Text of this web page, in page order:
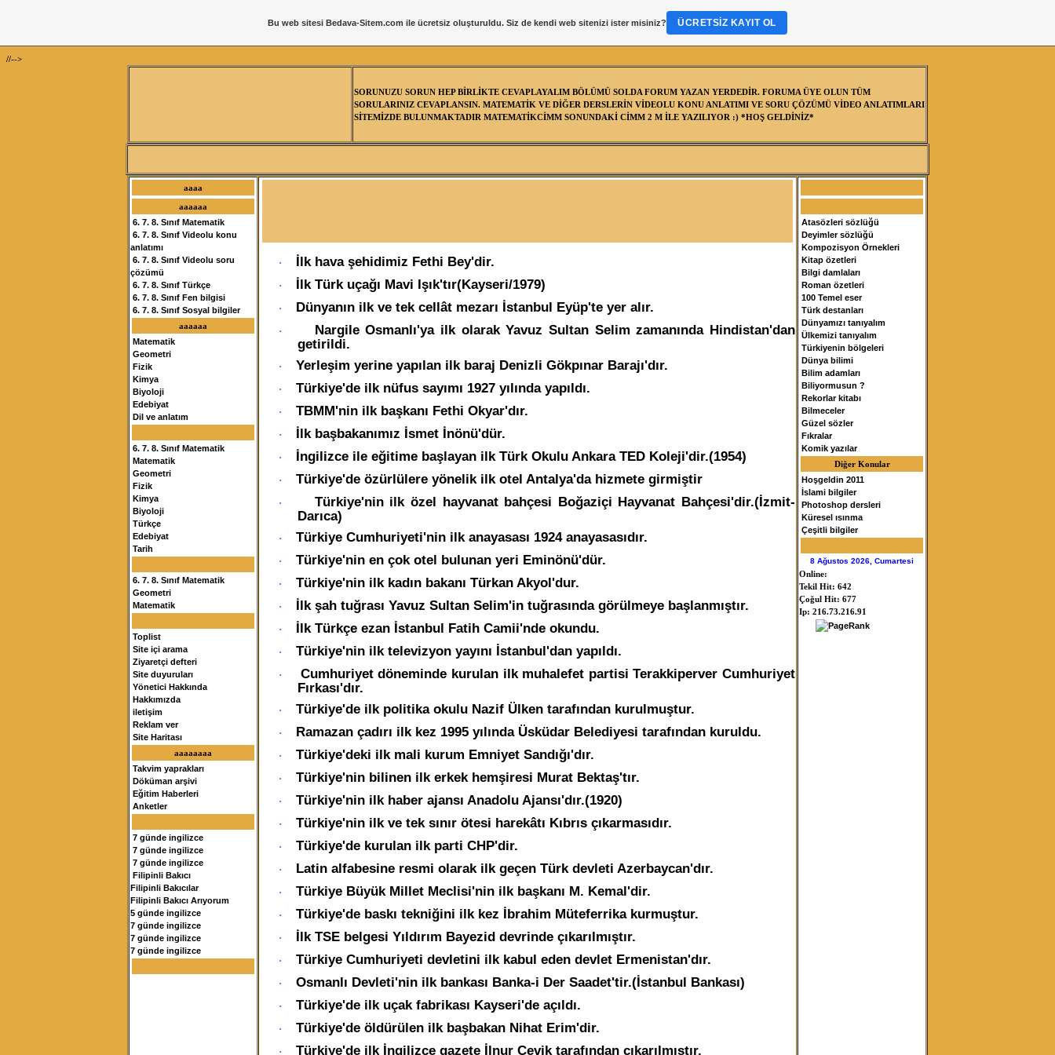
//-->
SORUNUZU SORUN HEP BİRLİKTE CEVAPLAYALIM BÖLÜMÜ SOLDA FORUM YAZAN YERDEDİR. FORUMA ÜYE OLUN TÜM
SORULARINIZ CEVAPLANSIN. MATEMATİK VE DİĞER DERSLERİN VİDEOLU KONU ANLATIMI VE SORU ÇÖZÜMÜ VİDEO ANLATIMLARI
SİTEMİZDE BULUNMAKTADIR MATEMATİKCİMM SONUNDAKİ CİMM 2 M İLE YAZILIYOR :) *HOŞ GELDİNİZ*
aaaa
aaaaaa
6. 7. 8. Sınıf Matematik
6. 7. 8. Sınıf Videolu konu
anlatımı
6. 7. 8. Sınıf Videolu soru
çözümü
6. 7. 8. Sınıf Türkçe
6. 7. 8. Sınıf Fen bilgisi
6. 7. 8. Sınıf Sosyal bilgiler
aaaaaa
Matematik
Geometri
Fizik
Kimya
Biyoloji
Edebiyat
Dil ve anlatım
6. 7. 8. Sınıf Matematik
Matematik
Geometri
Fizik
Kimya
Biyoloji
Türkçe
Edebiyat
Tarih
6. 7. 8. Sınıf Matematik
Geometri
Matematik
Toplist
Site içi arama
Ziyaretçi defteri
Site duyuruları
Yönetici Hakkında
Hakkımızda
iletişim
Reklam ver
Site Haritası
aaaaaaaa
Takvim yaprakları
Döküman arşivi
Eğitim Haberleri
Anketler
7 günde ingilizce
7 günde ingilizce
7 günde ingilizce
Filipinli Bakıcı
Filipinli Bakıcılar
Filipinli Bakıcı Arıyorum
5 günde ingilizce
7 günde ingilizce
7 günde ingilizce
7 günde ingilizce
· İlk hava şehidimiz Fethi Bey'dir.
· İlk Türk uçağı Mavi Işık'tır(Kayseri/1979)
· Dünyanın ilk ve tek cellât mezarı İstanbul Eyüp'te yer alır.
·
Nargile Osmanlı'ya ilk olarak Yavuz Sultan Selim zamanında Hindistan'dan
getirildi.
· Yerleşim yerine yapılan ilk baraj Denizli Gökpınar Barajı'dır.
· Türkiye'de ilk nüfus sayımı 1927 yılında yapıldı.
· TBMM'nin ilk başkanı Fethi Okyar'dır.
· İlk başbakanımız İsmet İnönü'dür.
· İngilizce ile eğitime başlayan ilk Türk Okulu Ankara TED Koleji'dir.(1954)
· Türkiye'de özürlülere yönelik ilk otel Antalya'da hizmete girmiştir
·
Türkiye'nin ilk özel hayvanat bahçesi Boğaziçi Hayvanat Bahçesi'dir.(İzmit-
Darıca)
· Türkiye Cumhuriyeti'nin ilk anayasası 1924 anayasasıdır.
· Türkiye'nin en çok otel bulunan yeri Eminönü'dür.
· Türkiye'nin ilk kadın bakanı Türkan Akyol'dur.
· İlk şah tuğrası Yavuz Sultan Selim'in tuğrasında görülmeye başlanmıştır.
· İlk Türkçe ezan İstanbul Fatih Camii'nde okundu.
· Türkiye'nin ilk televizyon yayını İstanbul'dan yapıldı.
·
Cumhuriyet döneminde kurulan ilk muhalefet partisi Terakkiperver Cumhuriyet
Fırkası'dır.
· Türkiye'de ilk politika okulu Nazif Ülken tarafından kurulmuştur.
· Ramazan çadırı ilk kez 1995 yılında Üsküdar Belediyesi tarafından kuruldu.
· Türkiye'deki ilk mali kurum Emniyet Sandığı'dır.
· Türkiye'nin bilinen ilk erkek hemşiresi Murat Bektaş'tır.
· Türkiye'nin ilk haber ajansı Anadolu Ajansı'dır.(1920)
· Türkiye'nin ilk ve tek sınır ötesi harekâtı Kıbrıs çıkarmasıdır.
· Türkiye'de kurulan ilk parti CHP'dir.
· Latin alfabesine resmi olarak ilk geçen Türk devleti Azerbaycan'dır.
· Türkiye Büyük Millet Meclisi'nin ilk başkanı M. Kemal'dir.
· Türkiye'de baskı tekniğini ilk kez İbrahim Müteferrika kurmuştur.
· İlk TSE belgesi Yıldırım Bayezid devrinde çıkarılmıştır.
· Türkiye Cumhuriyeti devletini ilk kabul eden devlet Ermenistan'dır.
· Osmanlı Devleti'nin ilk bankası Banka-i Der Saadet'tir.(İstanbul Bankası)
· Türkiye'de ilk uçak fabrikası Kayseri'de açıldı.
· Türkiye'de öldürülen ilk başbakan Nihat Erim'dir.
· Türkiye'de ilk İngilizce gazete İlnur Çevik tarafından çıkarılmıştır.
Atasözleri sözlüğü
Deyimler sözlüğü
Kompozisyon Örnekleri
Kitap özetleri
Bilgi damlaları
Roman özetleri
100 Temel eser
Türk destanları
Dünyamızı tanıyalım
Ülkemizi tanıyalım
Türkiyenin bölgeleri
Dünya bilimi
Bilim adamları
Biliyormusun ?
Rekorlar kitabı
Bilmeceler
Güzel sözler
Fıkralar
Komik yazılar
Diğer Konular
Hoşgeldin 2011
İslami bilgiler
Photoshop dersleri
Küresel ısınma
Çeşitli bilgiler
8 Ağustos 2026, Cumartesi
Online:
Tekil Hit: 642
Çoğul Hit: 677
Ip: 216.73.216.91
Bu web sitesiBedava-Sitem.com ile ücretsiz oluşturuldu. Siz de kendi web sitenizi ister misiniz? ÜCRETSIZ KAYIT OL